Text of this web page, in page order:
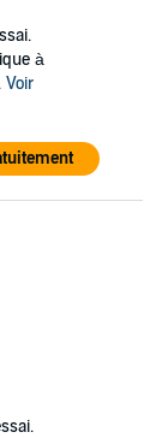
à
Voir